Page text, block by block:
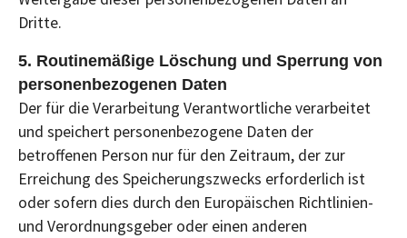
Dritte.
5. Routinemäßige Löschung und Sperrung von
personenbezogenen Daten
Der für die Verarbeitung Verantwortliche verarbeitet
und speichert personenbezogene Daten der
betroffenen Person nur für den Zeitraum, der zur
Erreichung des Speicherungszwecks erforderlich ist
oder sofern dies durch den Europäischen Richtlinien-
und Verordnungsgeber oder einen anderen